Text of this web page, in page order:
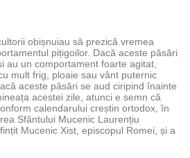
obișnuiau să prezică vremea
pițigoilor. Dacă aceste păsări
au un comportament foarte agitat,
mult frig, ploaie sau vânt puternic
aceste păsări se aud ciripind înainte
acestei zile, atunci e semn că
calendarului creștin ortodox, în
Sfântului Mucenic Laurențiu
Mucenic Xist, episcopul Romei, și a